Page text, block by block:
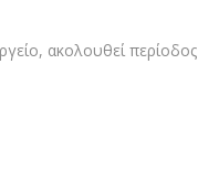
ακολουθεί περίοδος